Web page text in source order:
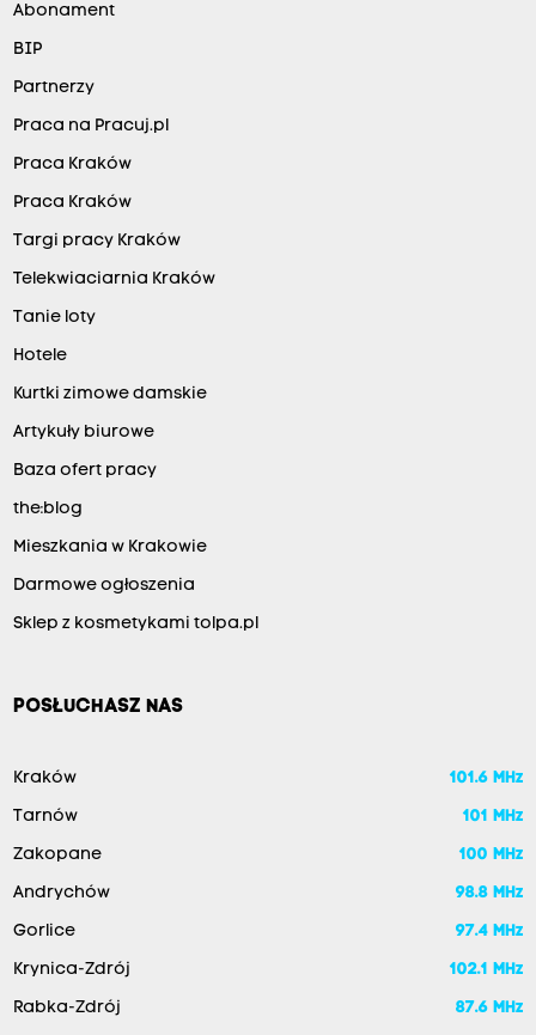
Abonament
BIP
Partnerzy
Praca na Pracuj.pl
Praca Kraków
Praca Kraków
Targi pracy Kraków
Telekwiaciarnia Kraków
Tanie loty
Hotele
Kurtki zimowe damskie
Artykuły biurowe
Baza ofert pracy
the:blog
Mieszkania w Krakowie
Darmowe ogłoszenia
Sklep z kosmetykami tolpa.pl
POSŁUCHASZ NAS
Kraków 101.6 MHz
Tarnów 101 MHz
Zakopane 100 MHz
Andrychów 98.8 MHz
Gorlice 97.4 MHz
Krynica-Zdrój 102.1 MHz
Rabka-Zdrój 87.6 MHz